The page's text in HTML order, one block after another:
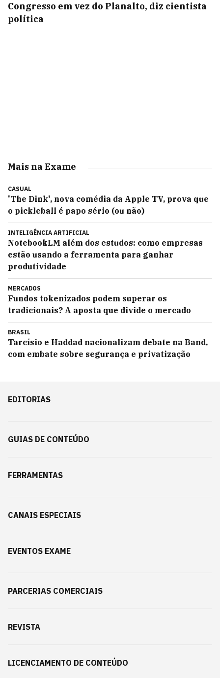
Congresso em vez do Planalto, diz cientista
política
Mais na Exame
CASUAL
'The Dink', nova comédia da Apple TV, prova que
o pickleball é papo sério (ou não)
INTELIGÊNCIA ARTIFICIAL
NotebookLM além dos estudos: como empresas
estão usando a ferramenta para ganhar
produtividade
MERCADOS
Fundos tokenizados podem superar os
tradicionais? A aposta que divide o mercado
BRASIL
Tarcísio e Haddad nacionalizam debate na Band,
com embate sobre segurança e privatização
EDITORIAS
GUIAS DE CONTEÚDO
FERRAMENTAS
CANAIS ESPECIAIS
EVENTOS EXAME
PARCERIAS COMERCIAIS
REVISTA
LICENCIAMENTO DE CONTEÚDO